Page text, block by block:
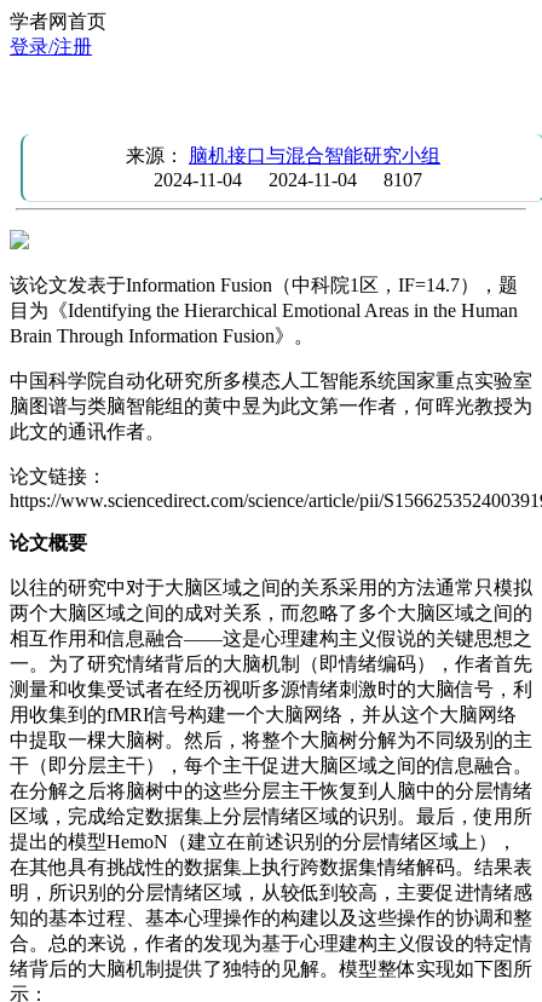
学者网首页
登录/注册
来源： 脑机接口与混合智能研究小组
2024-11-04
2024-11-04 8107
该论文发表于Information Fusion（中科院1区，IF=14.7），题
目为《Identifying the Hierarchical Emotional Areas in the Human
Brain Through Information Fusion》。
中国科学院自动化研究所多模态人工智能系统国家重点实验室
脑图谱与类脑智能组的黄中昱为此文第一作者，何晖光教授为
此文的通讯作者。
论文链接：
https://www.sciencedirect.com/science/article/pii/
论文概要
以往的研究中对于大脑区域之间的关系采用的方法通常只模拟
两个大脑区域之间的成对关系，而忽略了多个大脑区域之间的
相互作用和信息融合——这是心理建构主义假说的关键思想之
一。为了研究情绪背后的大脑机制（即情绪编码），作者首先
测量和收集受试者在经历视听多源情绪刺激时的大脑信号，利
用收集到的fMRI信号构建一个大脑网络，并从这个大脑网络
中提取一棵大脑树。然后，将整个大脑树分解为不同级别的主
干（即分层主干），每个主干促进大脑区域之间的信息融合。
在分解之后将脑树中的这些分层主干恢复到人脑中的分层情绪
区域，完成给定数据集上分层情绪区域的识别。最后，使用所
提出的模型HemoN（建立在前述识别的分层情绪区域上），
在其他具有挑战性的数据集上执行跨数据集情绪解码。结果表
明，所识别的分层情绪区域，从较低到较高，主要促进情绪感
知的基本过程、基本心理操作的构建以及这些操作的协调和整
合。总的来说，作者的发现为基于心理建构主义假设的特定情
绪背后的大脑机制提供了独特的见解。模型整体实现如下图所
示：